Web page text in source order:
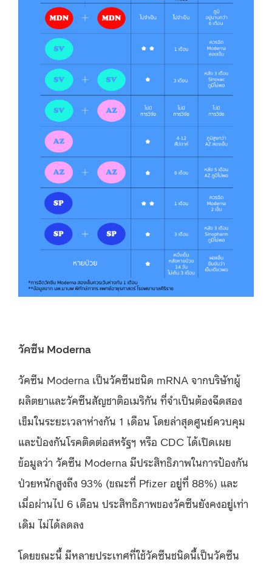
วัคซีน Moderna
วัคซีน Moderna เป็นวัคซีนชนิด mRNA จากบริษัทผู้
ผลิตยาและวัคซีนสัญชาติอเมริกัน ที่จำเป็นต้องฉีดสอง
เข็มในระยะเวลาห่างกัน 1 เดือน โดยล่าสุดศูนย์ควบคุม
และป้องกันโรคติดต่อสหรัฐฯ หรือ CDC ได้เปิดเผย
ข้อมูลว่า วัคซีน Moderna มีประสิทธิภาพในการป้องกัน
ป่วยหนักสูงถึง 93% (ขณะที่ Pfizer อยู่ที่ 88%) และ
เมื่อผ่านไป 6 เดือน ประสิทธิภาพของวัคซีนยังคงอยู่เท่า
เดิม ไม่ได้ลดลง
โดยขณะนี้ มีหลายประเทศที่ใช้วัคซีนชนิดนี้เป็นวัคซีน